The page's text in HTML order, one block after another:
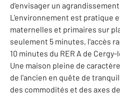
d'envisager un
L'environnement est pratique
maternelles et primaires sur
seulement 5 minutes, l'accès
10 minutes du RER A de
Une maison pleine de
de l'ancien en quête de
des commodités et des axes